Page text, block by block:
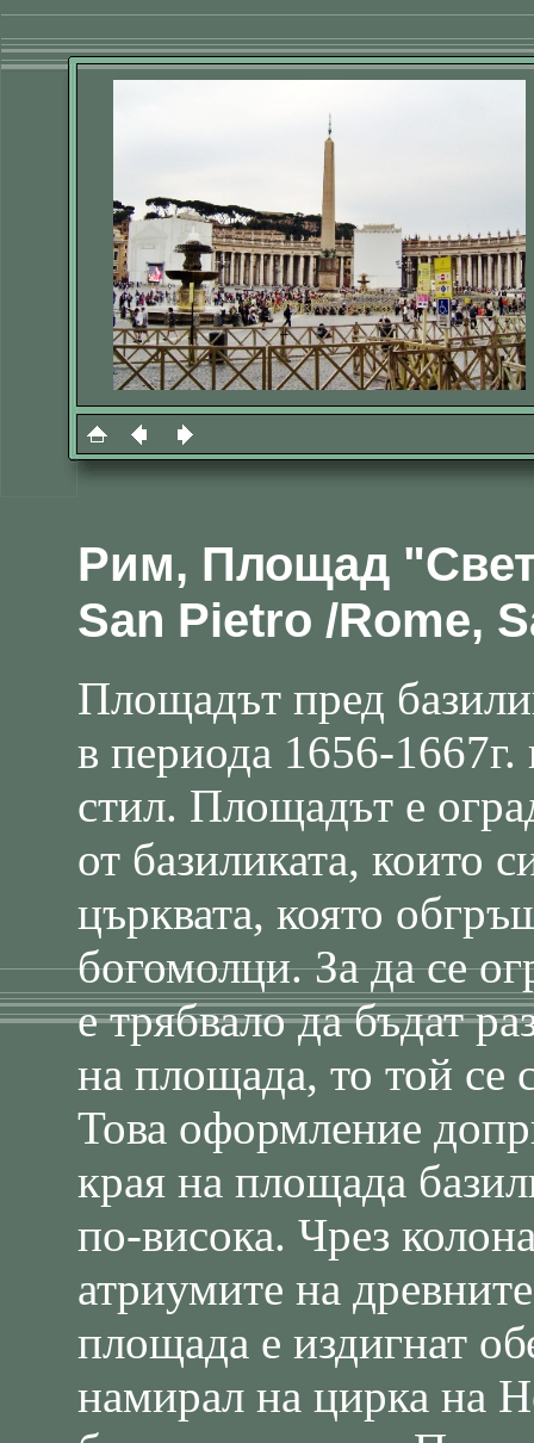
Рим, Площад
San Pietro /Rome,
Площадът пред
в периода 1656-
стил. Площадът е
от базиликата, които
църквата, която
богомолци. За да се
е трябвало да бъдат
на площада, то той се
Това оформление
края на площада
по-висока. Чрез
атриумите на
площада е издигнат
намирал на цирка на